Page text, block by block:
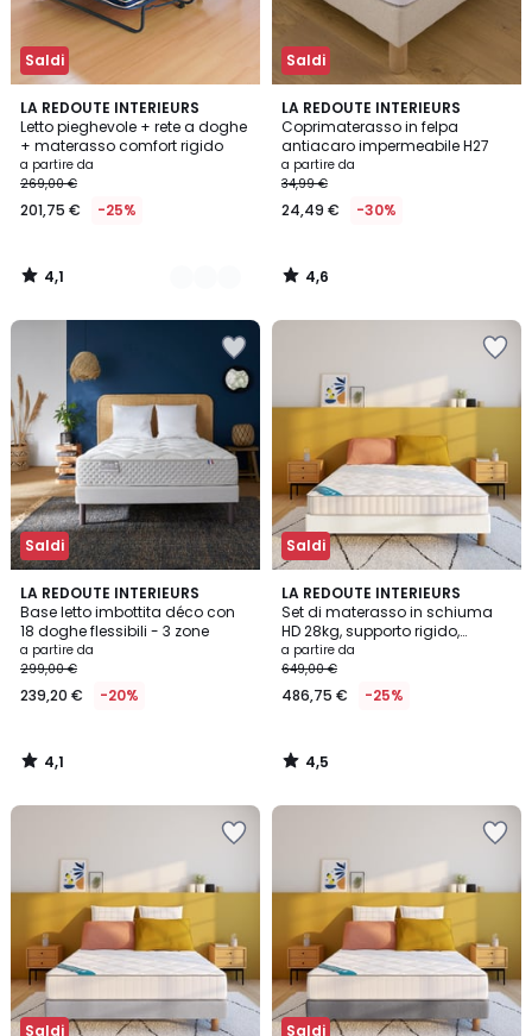
Saldi
LA REDOUTE INTERIEURS
Letto pieghevole + rete a doghe
+ materasso comfort rigido
a partire da
269,00 €
201,75 € -25%
4,1
/ 5
2
Colori
4,1
/
Saldi
LA REDOUTE INTERIEURS
Coprimaterasso in felpa
antiacaro impermeabile H27
a partire da
34,99 €
24,49 € -30%
4,6
/ 5
4,6
/
Saldi
LA REDOUTE INTERIEURS
Base letto imbottita déco con
18 doghe flessibili - 3 zone
a partire da
299,00 €
239,20 € -20%
4,1
/ 5
4,1
/
Saldi
LA REDOUTE INTERIEURS
Set di materasso in schiuma
HD 28kg, supporto rigido,
superficie in memory foam +
base letto
a partire da
649,00 €
486,75 € -25%
4,5
/ 5
4,5
/
Saldi Saldi